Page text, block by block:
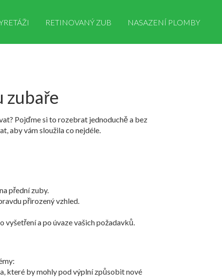
RETINOVANÝ ZUB NASAZENÍ PLOMBY
zubaře
Pojďme si to rozebrat jednoduchě a bez
aby vám sloužila co nejdéle.
přední zuby.
přirozený vzhled.
a po úvaze vašich požadavků.
které by mohly pod výplní způsobit nové